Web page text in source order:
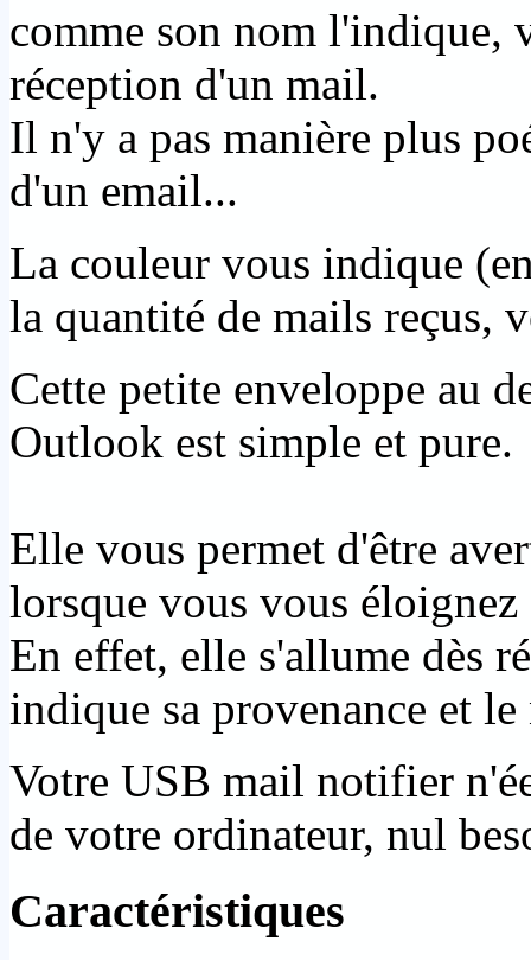
comme son nom l'indique,
réception d'un mail.
Il n'y a pas manière plus
d'un email...
La couleur vous indique
la quantité de mails reçus,
Cette petite enveloppe au
Outlook est simple et pure.
Elle vous permet d'être
lorsque vous vous
En effet, elle s'allume dès
indique sa provenance et
Votre USB mail notifier
de votre ordinateur, nul
Caractéristiques